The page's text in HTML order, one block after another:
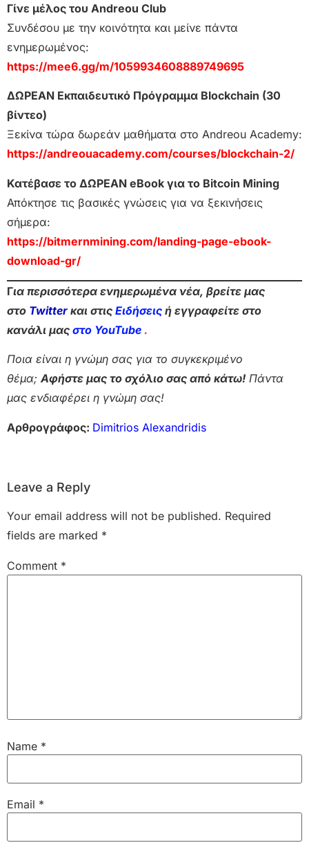
Γίνε μέλος του Andreou Club
Συνδέσου με την κοινότητα και μείνε πάντα
ενημερωμένος:
https://mee6.gg/m/1059934608889749695
ΔΩΡΕΑΝ Εκπαιδευτικό Πρόγραμμα Blockchain (30
βίντεο)
Ξεκίνα τώρα δωρεάν μαθήματα στο Andreou Academy:
https://andreouacademy.com/courses/blockchain-2/
Κατέβασε το ΔΩΡΕΑΝ eBook για το Bitcoin Mining
Απόκτησε τις βασικές γνώσεις για να ξεκινήσεις
σήμερα:
https://bitmernmining.com/landing-page-ebook-
download-gr/
Για περισσότερα ενημερωμένα νέα, βρείτε μας
στο Twitter και στις Ειδήσεις ή εγγραφείτε στο
κανάλι μας στο YouTube .
Ποια είναι η γνώμη σας για το συγκεκριμένο
θέμα;Αφήστε μας το σχόλιο σας από κάτω! Πάντα
μας ενδιαφέρει η γνώμη σας!
Αρθρογράφος: Dimitrios Alexandridis
Leave a Reply
Your email address will not be published. Required
fields are marked *
Comment *
Name *
Email *